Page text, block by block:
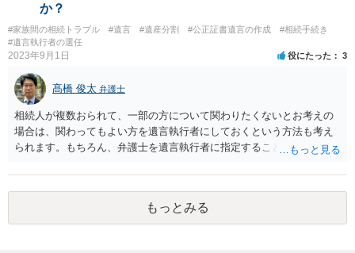
か？
#家族間の相続トラブル #遺言 #遺産分割 #公正証書遺言の作成
#相続手続き
#遺言執行者の選任
2023年9月1日 役にたった 3
髙橋 俊太 弁護士
相続人が複数おられて、一部の方について関わりたくないとお考えの
場合は、関わってもよい方を遺言執行者にしておくという方法も考え
られます。もちろん、弁護士を遺言執行者に指定することもできます
方に再委任の権限を付与しておくという方法もあります。 一度、弁護
士に直接ご相談されることをお勧めいたします。
もっとみる